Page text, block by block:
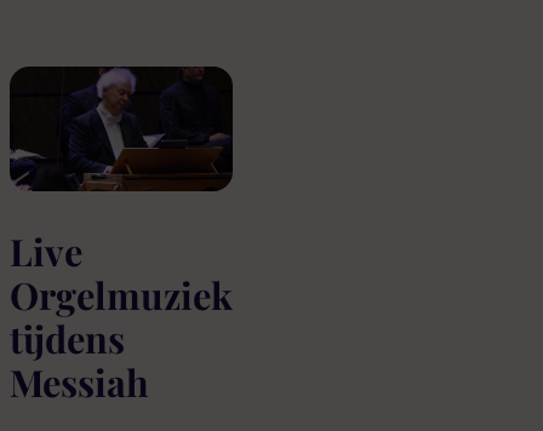
Live
Orgelmuziek
tijdens
Messiah